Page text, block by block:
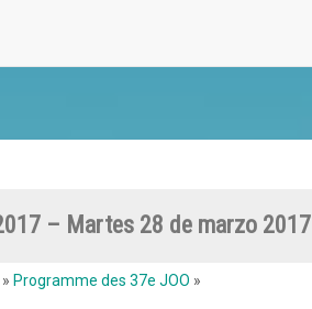
– Martes 28 de marzo 2017
» Programme des 37e JOO »